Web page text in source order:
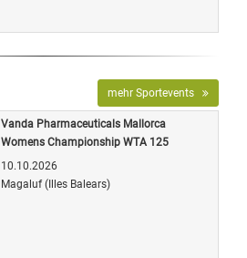
mehr Sportevents
Vanda Pharmaceuticals Mallorca
Womens Championship WTA 125
10.10.2026
Magaluf (Illes Balears)